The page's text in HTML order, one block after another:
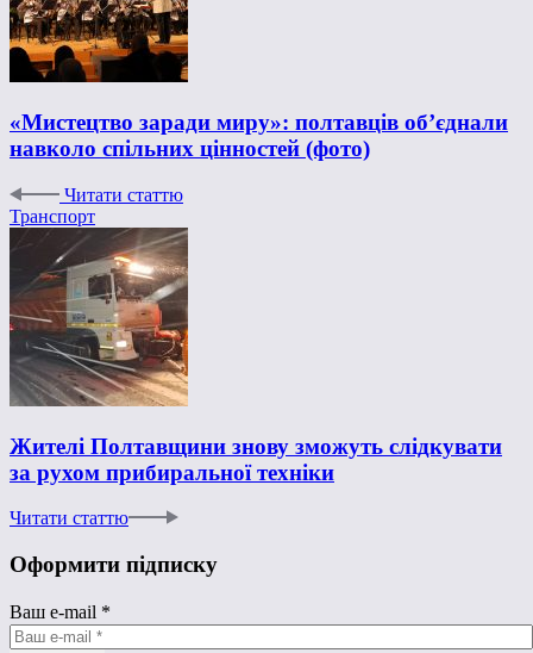
«Мистецтво заради миру»: полтавців об’єднали
навколо спільних цінностей (фото)
Читати статтю
Транспорт
Жителі Полтавщини знову зможуть слідкувати
за рухом прибиральної техніки
Читати статтю
Оформити підписку
Ваш e-mail *